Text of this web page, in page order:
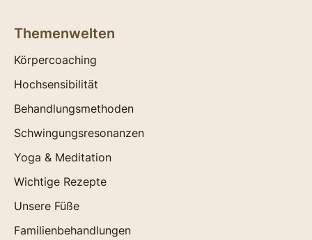
Themenwelten
Körpercoaching
Hochsensibilität
Behandlungsmethoden
Schwingungsresonanzen
Yoga & Meditation
Wichtige Rezepte
Unsere Füße
Familienbehandlungen